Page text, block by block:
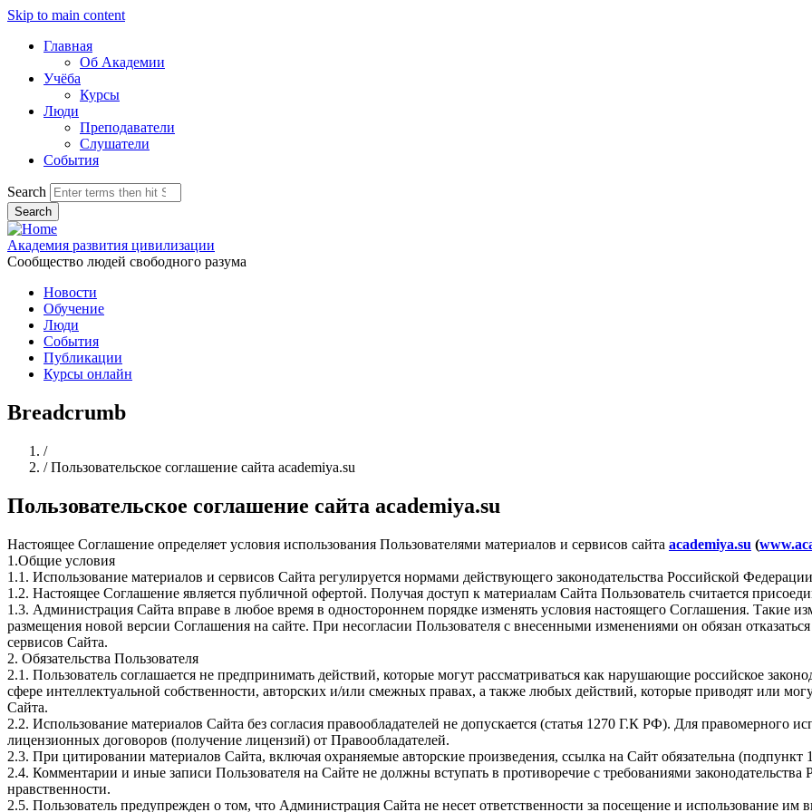
Skip to main content
Главная
Об Академии
Учёба
Курсы
Люди
Преподаватели
Слушатели
События
Search
Академия развития цивилизации
Сообщество людей свободного разума
Новости
Обучение
Люди
События
Публикации
Курсы онлайн
Breadcrumb
/Home
/ Пользовательское соглашение сайта academiya.su
Пользовательское соглашение сайта academiya.su
Настоящее Соглашение определяет условия использования Пользователями материалов и сервисов сайта academiya.su (
1.Общие условия
1.1. Использование материалов и сервисов Сайта регулируется нормами действующего законодательства Российской
1.2. Настоящее Соглашение является публичной офертой. Получая доступ к материалам Сайта Пользователь считается
1.3. Администрация Сайта вправе в любое время в одностороннем порядке изменять условия настоящего Соглашения. Такие
размещения новой версии Соглашения на сайте. При несогласии Пользователя с внесенными изменениями он обязан
сервисов Сайта.
2. Обязательства Пользователя
2.1. Пользователь соглашается не предпринимать действий, которые могут рассматриваться как нарушающие российское
сфере интеллектуальной собственности, авторских и/или смежных правах, а также любых действий, которые приводят или
Сайта.
2.2. Использование материалов Сайта без согласия правообладателей не допускается (статья 1270 Г.К РФ). Для правомерного
лицензионных договоров (получение лицензий) от Правообладателей.
2.3. При цитировании материалов Сайта, включая охраняемые авторские произведения, ссылка на Сайт обязательна
2.4. Комментарии и иные записи Пользователя на Сайте не должны вступать в противоречие с требованиями
нравственности.
2.5. Пользователь предупрежден о том, что Администрация Сайта не несет ответственности за посещение и использование им